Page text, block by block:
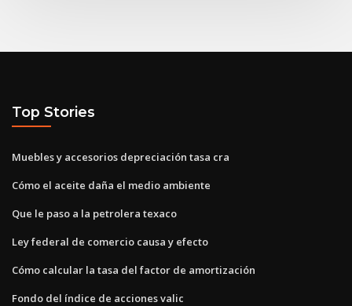
Top Stories
Muebles y accesorios depreciación tasa cra
Cómo el aceite daña el medio ambiente
Que le paso a la petrolera texaco
Ley federal de comercio causa y efecto
Cómo calcular la tasa del factor de amortización
Fondo del índice de acciones valic